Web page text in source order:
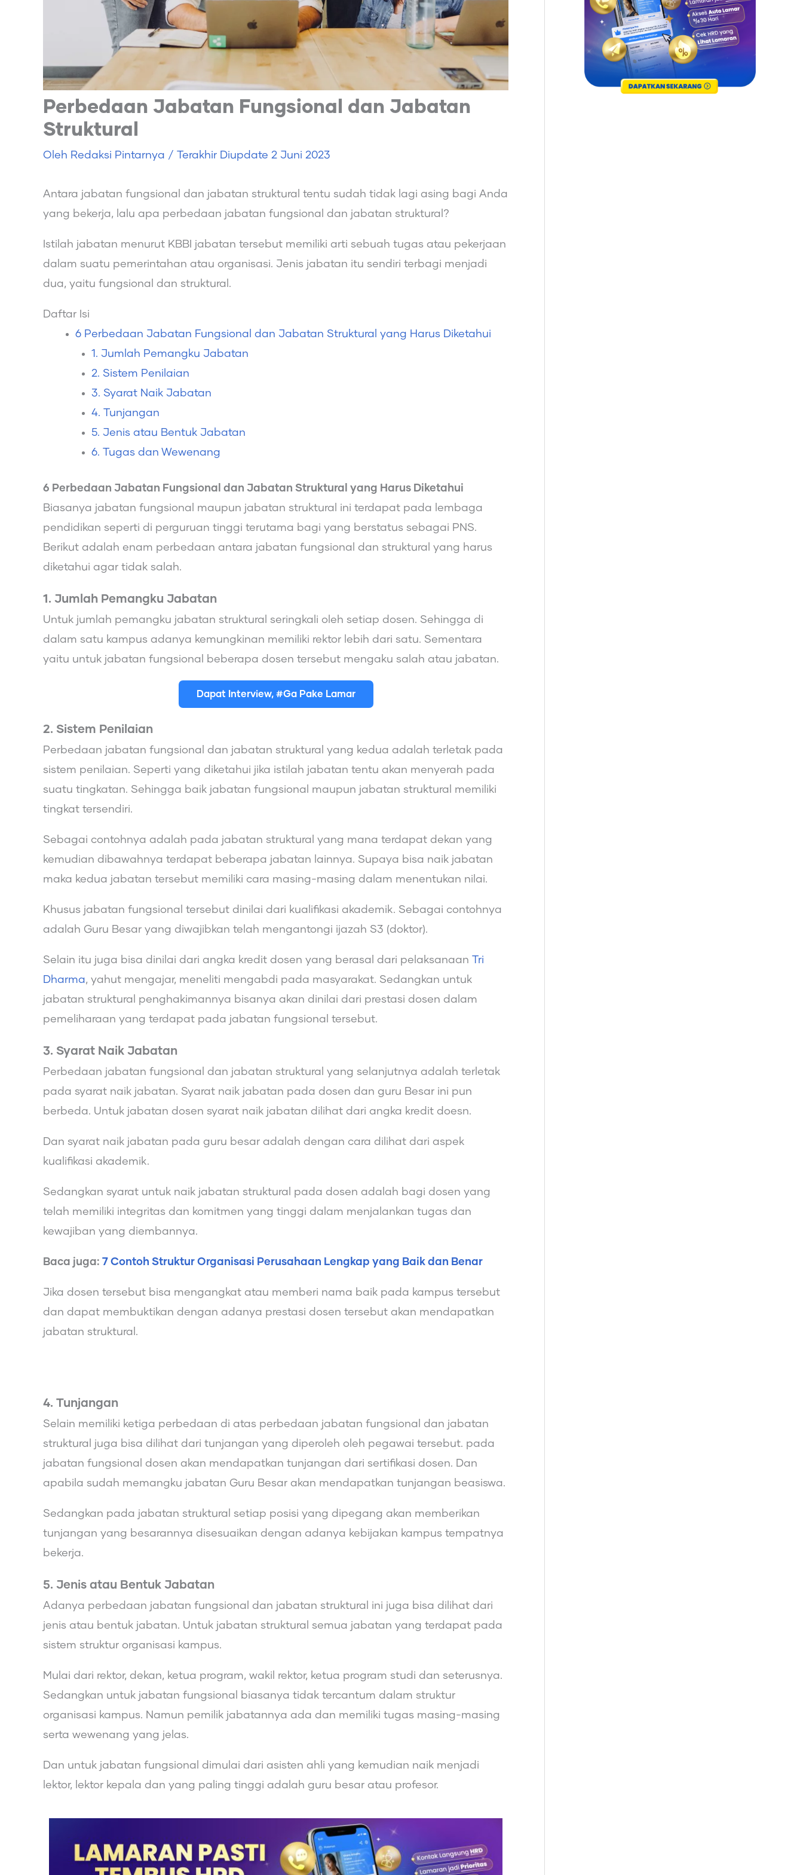
Perbedaan Jabatan Fungsional dan Jabatan
Struktural
Oleh Redaksi Pintarnya / Terakhir Diupdate 2 Juni 2023
Antara jabatan fungsional dan jabatan struktural tentu sudah tidak lagi asing bagi Anda
yang bekerja, lalu apa perbedaan jabatan fungsional dan jabatan struktural?
Istilah jabatan menurut KBBI jabatan tersebut memiliki arti sebuah tugas atau pekerjaan
dalam suatu pemerintahan atau organisasi. Jenis jabatan itu sendiri terbagi menjadi
dua, yaitu fungsional dan struktural.
Daftar Isi
6 Perbedaan Jabatan Fungsional dan Jabatan Struktural yang Harus Diketahui
1. Jumlah Pemangku Jabatan
2. Sistem Penilaian
3. Syarat Naik Jabatan
4. Tunjangan
5. Jenis atau Bentuk Jabatan
6. Tugas dan Wewenang
6 Perbedaan Jabatan Fungsional dan Jabatan Struktural yang Harus Diketahui
Biasanya jabatan fungsional maupun jabatan struktural ini terdapat pada lembaga
pendidikan seperti di perguruan tinggi terutama bagi yang berstatus sebagai PNS.
Berikut adalah enam perbedaan antara jabatan fungsional dan struktural yang harus
diketahui agar tidak salah.
1. Jumlah Pemangku Jabatan
Untuk jumlah pemangku jabatan struktural seringkali oleh setiap dosen. Sehingga di
dalam satu kampus adanya kemungkinan memiliki rektor lebih dari satu. Sementara
yaitu untuk jabatan fungsional beberapa dosen tersebut mengaku salah atau jabatan.
Dapat Interview, #Ga Pake Lamar
2. Sistem Penilaian
Perbedaan jabatan fungsional dan jabatan struktural yang kedua adalah terletak pada
sistem penilaian. Seperti yang diketahui jika istilah jabatan tentu akan menyerah pada
suatu tingkatan. Sehingga baik jabatan fungsional maupun jabatan struktural memiliki
tingkat tersendiri.
Sebagai contohnya adalah pada jabatan struktural yang mana terdapat dekan yang
kemudian dibawahnya terdapat beberapa jabatan lainnya. Supaya bisa naik jabatan
maka kedua jabatan tersebut memiliki cara masing-masing dalam menentukan nilai.
Khusus jabatan fungsional tersebut dinilai dari kualifikasi akademik. Sebagai contohnya
adalah Guru Besar yang diwajibkan telah mengantongi ijazah S3 (doktor).
Selain itu juga bisa dinilai dari angka kredit dosen yang berasal dari pelaksanaan Tri
Dharma, yahut mengajar, meneliti mengabdi pada masyarakat. Sedangkan untuk
jabatan struktural penghakimannya bisanya akan dinilai dari prestasi dosen dalam
pemeliharaan yang terdapat pada jabatan fungsional tersebut.
3. Syarat Naik Jabatan
Perbedaan jabatan fungsional dan jabatan struktural yang selanjutnya adalah terletak
pada syarat naik jabatan. Syarat naik jabatan pada dosen dan guru Besar ini pun
berbeda. Untuk jabatan dosen syarat naik jabatan dilihat dari angka kredit doesn.
Dan syarat naik jabatan pada guru besar adalah dengan cara dilihat dari aspek
kualifikasi akademik.
Sedangkan syarat untuk naik jabatan struktural pada dosen adalah bagi dosen yang
telah memiliki integritas dan komitmen yang tinggi dalam menjalankan tugas dan
kewajiban yang diembannya.
Baca juga: 7 Contoh Struktur Organisasi Perusahaan Lengkap yang Baik dan Benar
Jika dosen tersebut bisa mengangkat atau memberi nama baik pada kampus tersebut
dan dapat membuktikan dengan adanya prestasi dosen tersebut akan mendapatkan
jabatan struktural.
4. Tunjangan
Selain memiliki ketiga perbedaan di atas perbedaan jabatan fungsional dan jabatan
struktural juga bisa dilihat dari tunjangan yang diperoleh oleh pegawai tersebut. pada
jabatan fungsional dosen akan mendapatkan tunjangan dari sertifikasi dosen. Dan
apabila sudah memangku jabatan Guru Besar akan mendapatkan tunjangan beasiswa.
Sedangkan pada jabatan struktural setiap posisi yang dipegang akan memberikan
tunjangan yang besarannya disesuaikan dengan adanya kebijakan kampus tempatnya
bekerja.
5. Jenis atau Bentuk Jabatan
Adanya perbedaan jabatan fungsional dan jabatan struktural ini juga bisa dilihat dari
jenis atau bentuk jabatan. Untuk jabatan struktural semua jabatan yang terdapat pada
sistem struktur organisasi kampus.
Mulai dari rektor, dekan, ketua program, wakil rektor, ketua program studi dan seterusnya.
Sedangkan untuk jabatan fungsional biasanya tidak tercantum dalam struktur
organisasi kampus. Namun pemilik jabatannya ada dan memiliki tugas masing-masing
serta wewenang yang jelas.
Dan untuk jabatan fungsional dimulai dari asisten ahli yang kemudian naik menjadi
lektor, lektor kepala dan yang paling tinggi adalah guru besar atau profesor.